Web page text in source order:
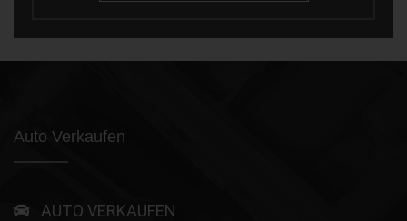
Auto Verkaufen
AUTO VERKAUFEN